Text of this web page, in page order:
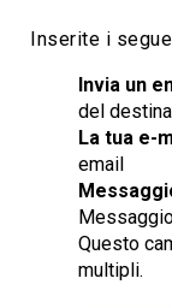
Inserite i
Invia un
del
La tua e-
email
Questo
multipli.